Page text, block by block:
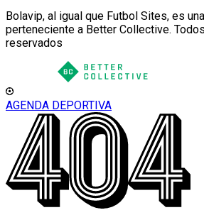
Bolavip, al igual que Futbol Sites, es
perteneciente a Better Collective.
reservados
AGENDA DEPORTIVA